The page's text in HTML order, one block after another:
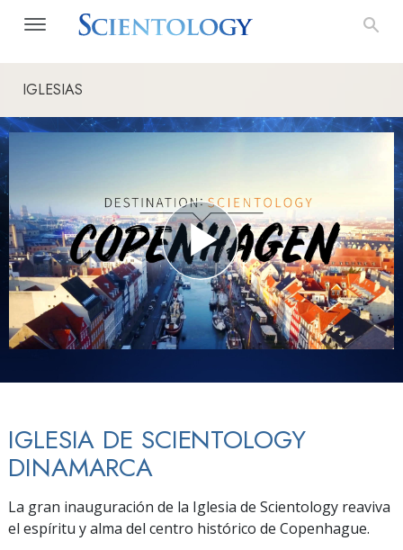
IGLESIAS
IGLESIA DE SCIENTOLOGY
DINAMARCA
La gran inauguración de la Iglesia de Scientology reaviva
el espíritu y alma del centro histórico de Copenhague.